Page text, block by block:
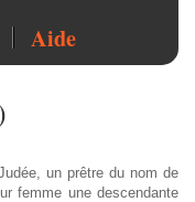
Aide
un prêtre du nom de
femme une descendante